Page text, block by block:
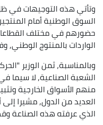
وتأتي هذه التوجيهات في ظل
السوق الوطنية أمام
حضورهم في مختلف
الواردات بالمنتوج الوطني,
وبالمناسبة, ثمن الوزير
الشعبة الصناعية, لا سيما
منهم الأسواق الخارجية
العديد من الدول, مشيرا إلى
الذي عرفته هذه الصناعة